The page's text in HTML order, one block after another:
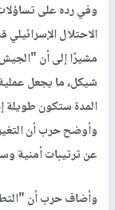
وفي رده على
الاحتلال
مشيرًا إلى أن
شيكل، ما يجعل
المدة ستكون طويلة
وأوضح حرب أن
عن ترتيبات أمنية
وأضاف حرب أن